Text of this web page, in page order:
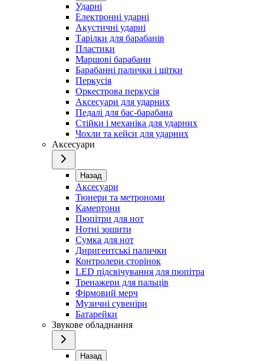
Ударні
Електронні ударні
Акустичні ударні
Тарілки для барабанів
Пластики
Маршові барабани
Барабанні палички і щітки
Перкусія
Оркестрова перкусія
Аксесуари для ударних
Педалі для бас-барабана
Стійки і механіка для ударних
Чохли та кейси для ударних
Аксесуари
Назад
Аксесуари
Тюнери та метрономи
Камертони
Пюпітри для нот
Нотні зошити
Сумка для нот
Диригентські палички
Контролери сторінок
LED підсвічування для пюпітра
Тренажери для пальців
Фірмовий мерч
Музичні сувеніри
Батарейки
Звукове обладнання
Назад